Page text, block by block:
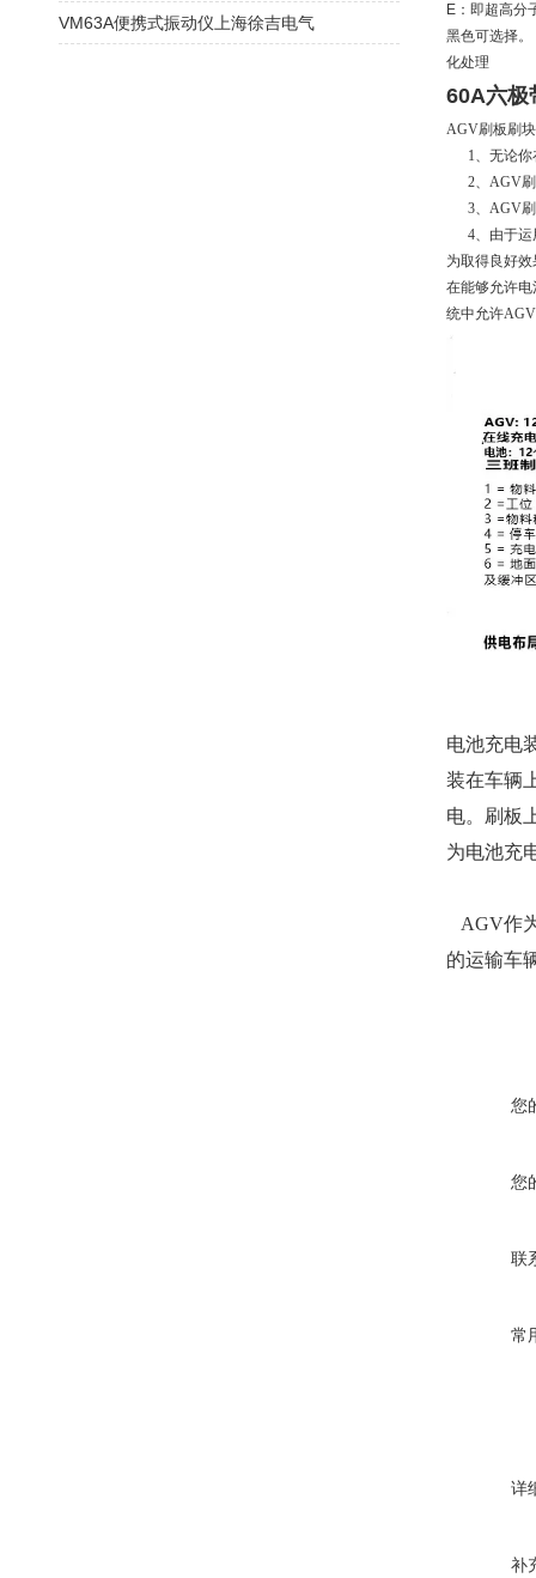
E：即超高分
黑色可选择
化处理
60A六极
AGV刷板刷
1、无论你
2、AGV刷
3、AGV刷
4、由于运
为取得良好
在能够允许
统中允许
电池充电
装在车辆
电。刷板
为电池充
AGV作
的运输车
您
您
联
常
详
补
VM63A便携式振动仪上海徐吉电气